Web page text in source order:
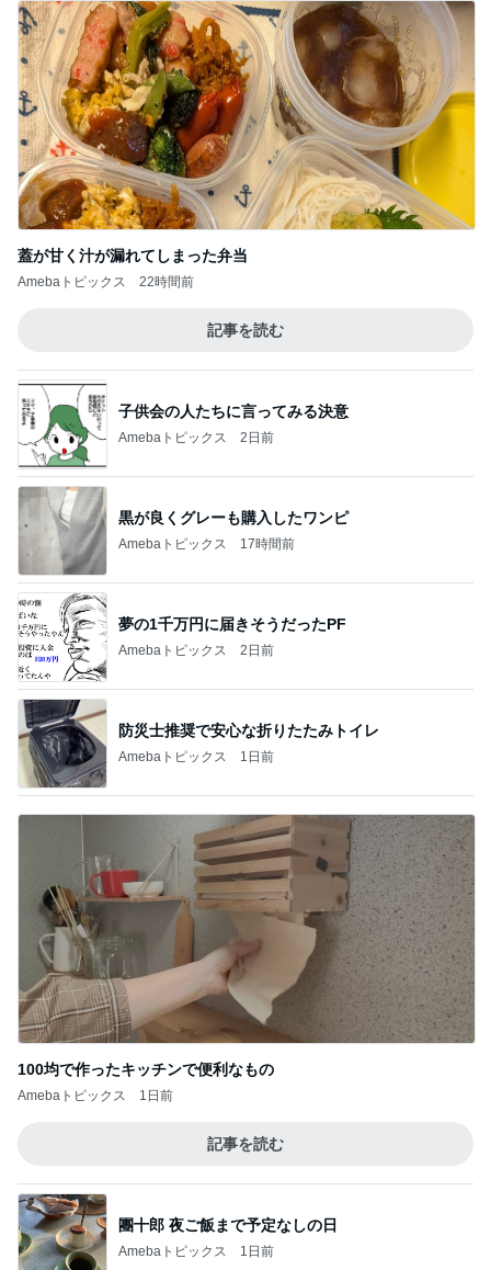
蓋が甘く汁が漏れてしまった弁当
Amebaトピックス 22時間前
記事を読む
子供会の人たちに言ってみる決意
Amebaトピックス 2日前
黒が良くグレーも購入したワンピ
Amebaトピックス 17時間前
夢の1千万円に届きそうだったPF
Amebaトピックス 2日前
防災士推奨で安心な折りたたみトイレ
Amebaトピックス 1日前
100均で作ったキッチンで便利なもの
Amebaトピックス 1日前
記事を読む
團十郎 夜ご飯まで予定なしの日
Amebaトピックス 1日前